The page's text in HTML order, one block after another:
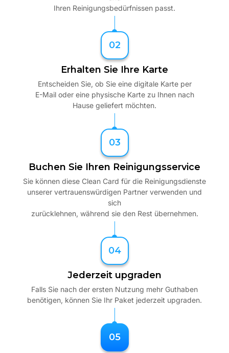
Ihren Reinigungsbedürfnissen passt.
02
Erhalten Sie Ihre Karte
Entscheiden Sie, ob Sie eine digitale Karte per
E-Mail oder eine physische Karte zu Ihnen nach
Hause geliefert möchten.
03
Buchen Sie Ihren Reinigungsservice
Sie können diese Clean Card für die Reinigungsdienste
unserer vertrauenswürdigen Partner verwenden und
sich
zurücklehnen, während sie den Rest übernehmen.
04
Jederzeit upgraden
Falls Sie nach der ersten Nutzung mehr Guthaben
benötigen, können Sie Ihr Paket jederzeit upgraden.
05